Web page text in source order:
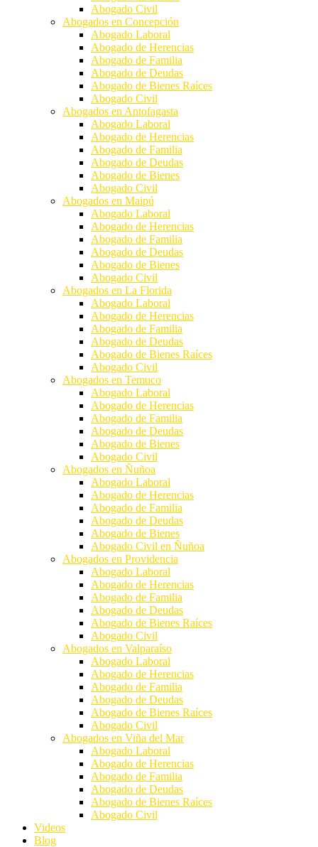
Abogado Civil
Abogados en Concepción
Abogado Laboral
Abogado de Herencias
Abogado de Familia
Abogado de Deudas
Abogado de Bienes Raíces
Abogado Civil
Abogados en Antofagasta
Abogado Laboral
Abogado de Herencias
Abogado de Familia
Abogado de Deudas
Abogado de Bienes
Abogado Civil
Abogados en Maipú
Abogado Laboral
Abogado de Herencias
Abogado de Familia
Abogado de Deudas
Abogado de Bienes
Abogado Civil
Abogados en La Florida
Abogado Laboral
Abogado de Herencias
Abogado de Familia
Abogado de Deudas
Abogado de Bienes Raíces
Abogado Civil
Abogados en Temuco
Abogado Laboral
Abogado de Herencias
Abogado de Familia
Abogado de Deudas
Abogado de Bienes
Abogado Civil
Abogados en Ñuñoa
Abogado Laboral
Abogado de Herencias
Abogado de Familia
Abogado de Deudas
Abogado de Bienes
Abogado Civil en Ñuñoa
Abogados en Providencia
Abogado Laboral
Abogado de Herencias
Abogado de Familia
Abogado de Deudas
Abogado de Bienes Raíces
Abogado Civil
Abogados en Valparaíso
Abogado Laboral
Abogado de Herencias
Abogado de Familia
Abogado de Deudas
Abogado de Bienes Raíces
Abogado Civil
Abogados en Viña del Mar
Abogado Laboral
Abogado de Herencias
Abogado de Familia
Abogado de Deudas
Abogado de Bienes Raíces
Abogado Civil
Videos
Blog